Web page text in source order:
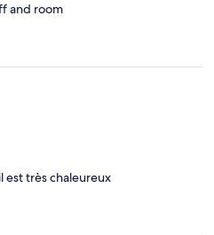
and room
est très chaleureux